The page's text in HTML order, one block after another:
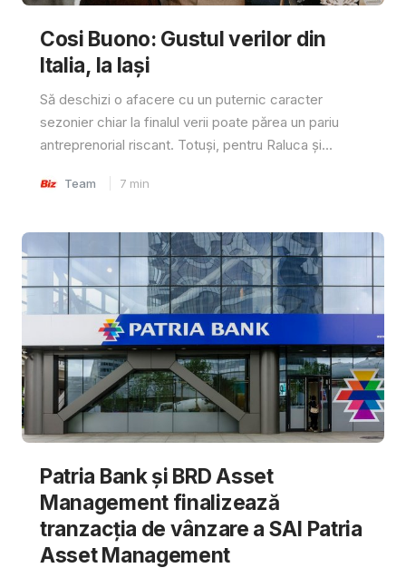
Cosi Buono: Gustul verilor din
Italia, la Iași
Să deschizi o afacere cu un puternic caracter
sezonier chiar la finalul verii poate părea un pariu
antreprenorial riscant. Totuși, pentru Raluca și...
Team 7 min
Patria Bank și BRD Asset
Management finalizează
tranzacția de vânzare a SAI Patria
Asset Management